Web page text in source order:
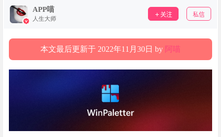
APP喵
人生大师
关注 私信
本文最后更新于 2022年11月30日 by 阿喵